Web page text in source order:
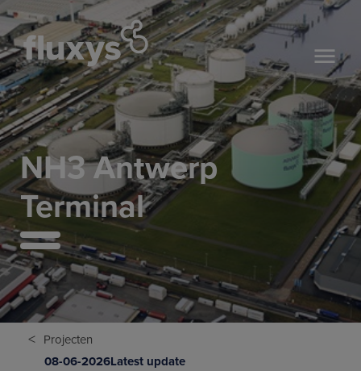
NH3 Antwerp
Terminal
< Projecten
08-06-2026Latest update